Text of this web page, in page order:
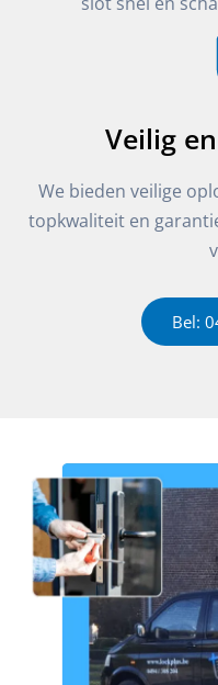
Veilig
We bieden veilige
topkwaliteit en
Bel: